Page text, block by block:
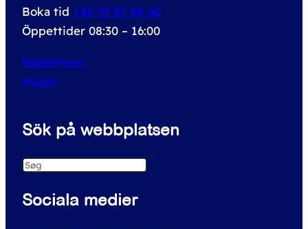
Boka tid +45 97 87 58 00
Öppettider 08:30 – 16:00
København
Aulum
Sök på webbplatsen
S
a
Sociala medier